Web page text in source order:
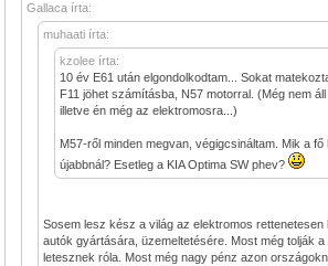
Gallaca írta:
muhaati írta:
kzolee írta:
10 év E61 után elgondolkodtam... Sokat
F11 jöhet számításba, N57 motorral. (Még nem
illetve én még az elektromosra...)
M57-ről minden megvan, végigcsináltam. Mik a fő
újabbnál? Esetleg a KIA Optima SW phev?
Sosem lesz kész a világ az elektromos
autók gyártására, üzemeltetésére. Most még tolják
letesznek róla. Most még nagy pénz azon